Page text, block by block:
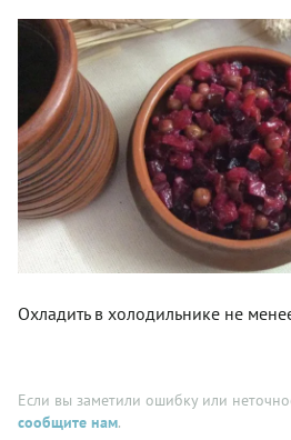
Охладить в холодильнике не
Если вы заметили ошибку или
сообщите нам.